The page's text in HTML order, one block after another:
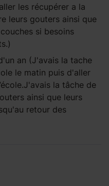
les récupérer a la
leurs gouters ainsi que
si besoins
an (J'avais la tache
le matin puis d'aller
la tâche de
ainsi que leurs
retour des